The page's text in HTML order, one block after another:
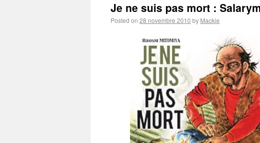
Je ne suis pas mort :
Posted on 28 novembre 2010 by Mackie